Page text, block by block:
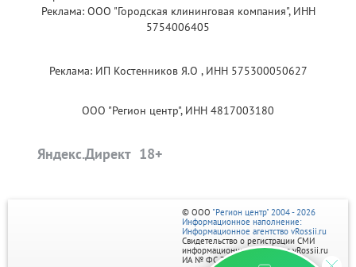
Реклама: ООО "Городская клининговая компания", ИНН
5754006405
Реклама: ИП Костенников Я.О , ИНН 575300050627
ООО "Регион центр", ИНН 4817003180
Яндекс.Директ
© ООО "Регион центр" 2004 - 2026
Информационное наполнение:
Информационное агентство vRossii.ru
Свидетельство о регистрации СМИ
информационного агентства vRossii.ru
ИА № ФС 77‑35502